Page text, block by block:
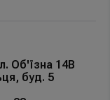
Об'їзна 14В
буд. 5